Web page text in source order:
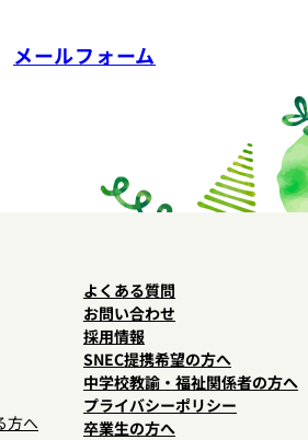
メールフォーム
方へ
よくある質問
お問い合わせ
採用情報
SNEC提携希望の方へ
中学校教諭・福祉関係者の方へ
プライバシーポリシー
卒業生の方へ